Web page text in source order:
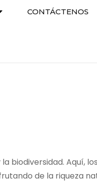
CONTÁCTENOS
biodiversidad. Aquí,
de la riqueza